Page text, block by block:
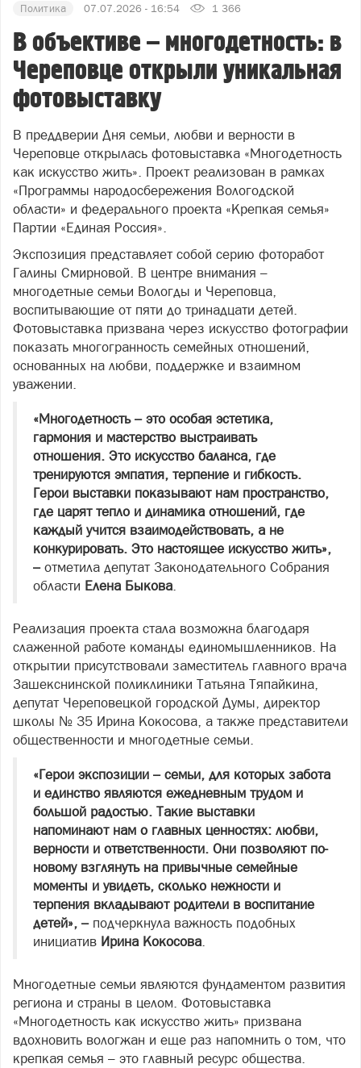
Политика 07.07.2026 - 16:54 1 366
В объективе – многодетность: в
Череповце открыли уникальная
фотовыставку
В преддверии Дня семьи, любви и верности в
Череповце открылась фотовыставка «Многодетность
как искусство жить». Проект реализован в рамках
«Программы народосбережения Вологодской
области» и федерального проекта «Крепкая семья»
Партии «Единая Россия».
Экспозиция представляет собой серию фоторабот
Галины Смирновой. В центре внимания –
многодетные семьи Вологды и Череповца,
воспитывающие от пяти до тринадцати детей.
Фотовыставка призвана через искусство фотографии
показать многогранность семейных отношений,
основанных на любви, поддержке и взаимном
уважении.
«Многодетность – это особая эстетика,
гармония и мастерство выстраивать
отношения. Это искусство баланса, где
тренируются эмпатия, терпение и гибкость.
Герои выставки показывают нам пространство,
где царят тепло и динамика отношений, где
каждый учится взаимодействовать, а не
конкурировать. Это настоящее искусство жить»,
– отметила депутат Законодательного Собрания
области Елена Быкова.
Реализация проекта стала возможна благодаря
слаженной работе команды единомышленников. На
открытии присутствовали заместитель главного врача
Зашекснинской поликлиники Татьяна Тяпайкина,
депутат Череповецкой городской Думы, директор
школы № 35 Ирина Кокосова, а также представители
общественности и многодетные семьи.
«Герои экспозиции – семьи, для которых забота
и единство являются ежедневным трудом и
большой радостью. Такие выставки
напоминают нам о главных ценностях: любви,
верности и ответственности. Они позволяют по-
новому взглянуть на привычные семейные
моменты и увидеть, сколько нежности и
терпения вкладывают родители в воспитание
детей», –подчеркнула важность подобных
инициатив Ирина Кокосова.
Многодетные семьи являются фундаментом развития
региона и страны в целом. Фотовыставка
«Многодетность как искусство жить» призвана
вдохновить вологжан и еще раз напомнить о том, что
крепкая семья – это главный ресурс общества.